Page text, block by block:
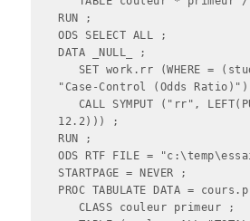
RUN ;
ODS SELECT ALL ;
DATA _NULL_ ;
"Case-Control (Odds
12.2))) ;
RUN ;
ODS RTF FILE =
STARTPAGE = NEVER ;
PROC TABULATE DATA =